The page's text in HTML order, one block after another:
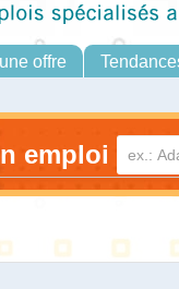
offre
emploi